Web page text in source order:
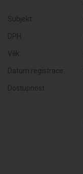
Subjekt:
DPH:
Věk:
Datum registrace:
Dostupnost: